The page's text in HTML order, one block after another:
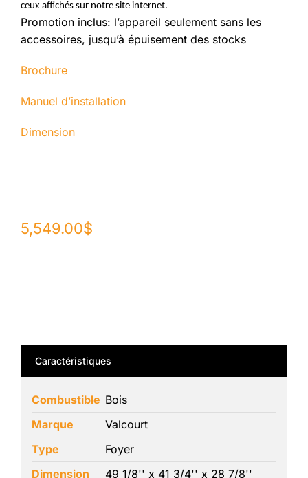
ceux affichés sur notre site internet.
Promotion inclus: l’appareil seulement sans les
accessoires, jusqu’à épuisement des stocks
Brochure
Manuel d’installation
Dimension
5,549.00$
Caractéristiques
Combustible Bois
Marque
Valcourt
Type
Foyer
Dimension
49 1/8'' x 41 3/4'' x 28 7/8''